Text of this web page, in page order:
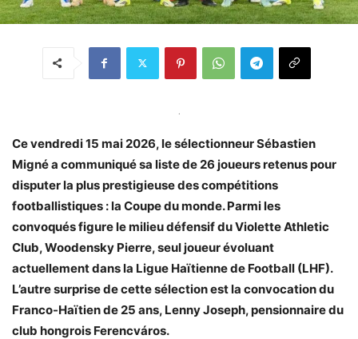
Ce vendredi 15 mai 2026, le sélectionneur Sébastien
Migné a communiqué sa liste de 26 joueurs retenus pour
disputer la plus prestigieuse des compétitions
footballistiques : la Coupe du monde. Parmi les
convoqués figure le milieu défensif du Violette Athletic
Club, Woodensky Pierre, seul joueur évoluant
actuellement dans la Ligue Haïtienne de Football (LHF).
L’autre surprise de cette sélection est la convocation du
Franco-Haïtien de 25 ans, Lenny Joseph, pensionnaire du
club hongrois Ferencváros.